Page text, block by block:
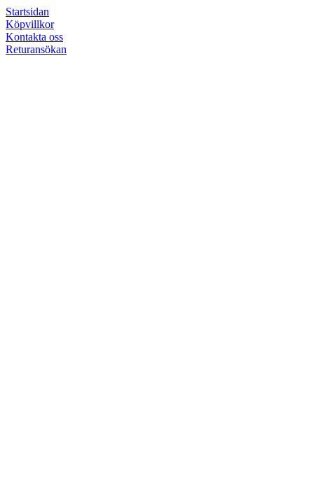
Startsidan
Köpvillkor
Kontakta oss
Returansökan